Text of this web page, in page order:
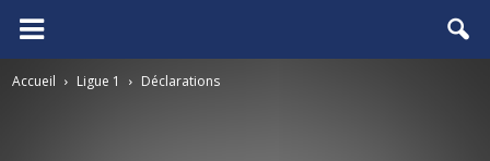
FCGB.net
Accueil Ligue 1 Déclarations